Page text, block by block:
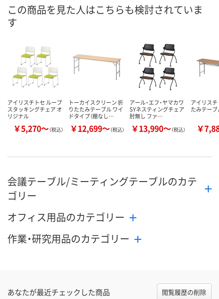
号
在庫
お届け日 8月7日（金）
ご注文後、お届けに
ついてご連絡いたし
ます
数量
カゴへ カゴへ カ
この商品を見た人はこちらも検討されていま
す
アイリスチトセ ループ
スタッキングチェア オ
リジナル
￥5,270～（税込）
トーカイスクリーン 折
りたたみテーブル ワイ
ドタイプ（棚なし…
￥12,699～（税込）
アール・エフ・ヤマカワ
SYネスティングチェア
肘無し ファ…
￥13,990～（税込）
アイリス
たみテーブ
￥
会議テーブル/ミーティングテーブルのカテ
ゴリー
オフィス用品のカテゴリー
作業・研究用品のカテゴリー
あなたが最近チェックした商品 閲覧履歴の削除